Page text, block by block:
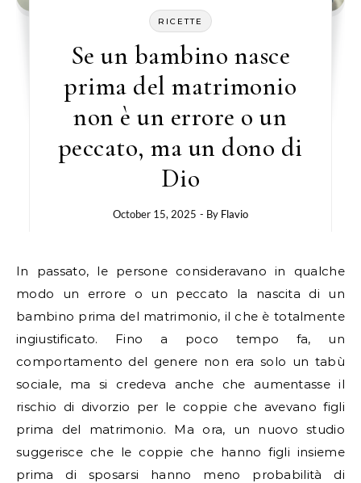
RICETTE
Se un bambino nasce
prima del matrimonio
non è un errore o un
peccato, ma un dono di
Dio
October 15, 2025 - By Flavio
In passato, le persone consideravano in qualche
modo un errore o un peccato la nascita di un
bambino prima del matrimonio, il che è totalmente
ingiustificato. Fino a poco tempo fa, un
comportamento del genere non era solo un tabù
sociale, ma si credeva anche che aumentasse il
rischio di divorzio per le coppie che avevano figli
prima del matrimonio. Ma ora, un nuovo studio
suggerisce che le coppie che hanno figli insieme
prima di sposarsi hanno meno probabilità di